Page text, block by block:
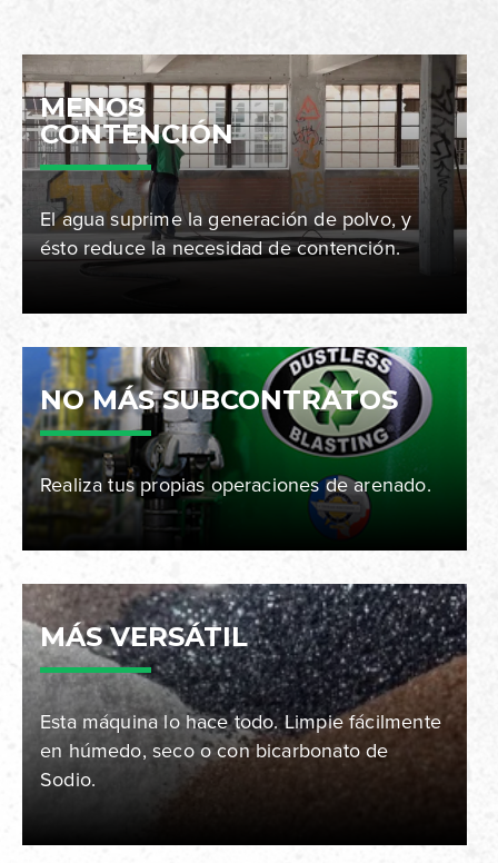
MENOS
CONTENCIÓN
El agua suprime la generación de polvo, y
ésto reduce la necesidad de contención.
NO MÁS SUBCONTRATOS
Realiza tus propias operaciones de arenado.
MÁS VERSÁTIL
Esta máquina lo hace todo. Limpie fácilmente
en húmedo, seco o con bicarbonato de
Sodio.